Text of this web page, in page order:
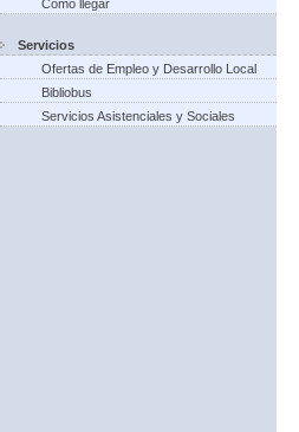
Como llegar
Servicios
Ofertas de Empleo y Desarrollo Local
Bibliobus
Servicios Asistenciales y Sociales